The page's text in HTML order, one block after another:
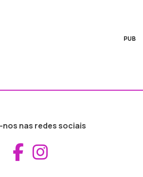
PUB
nos nas redes sociais
Aceder ao